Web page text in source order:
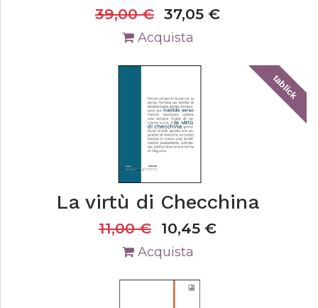
39,00€ 37,05 €
Acquista
tablick
La virtù di Checchina
11,00€ 10,45 €
Acquista